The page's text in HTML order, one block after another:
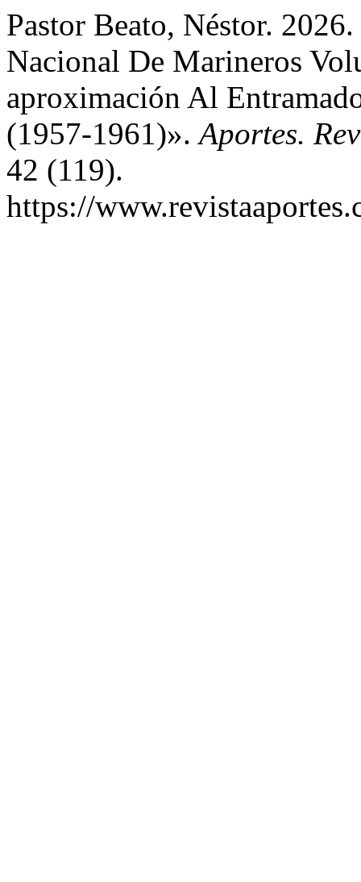
Pastor Beato, Néstor.
Nacional De Marineros
aproximación Al
(1957-1961)».Aportes.
42 (119).
https://